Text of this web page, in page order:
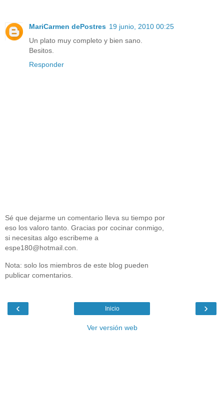
MariCarmen dePostres 19 junio, 2010 00:25
Un plato muy completo y bien sano.
Besitos.
Responder
Sé que dejarme un comentario lleva su tiempo por
eso los valoro tanto. Gracias por cocinar conmigo,
si necesitas algo escribeme a
espe180@hotmail.con.
Nota: solo los miembros de este blog pueden
publicar comentarios.
‹ ›
Inicio
Ver versión web